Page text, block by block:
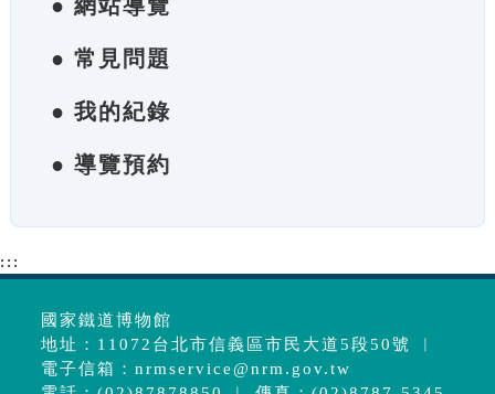
● 網站導覽
● 常見問題
● 我的紀錄
● 導覽預約
:::
國家鐵道博物館
地址：11072台北市信義區市民大道5段50號 ︱
電子信箱：nrmservice@nrm.gov.tw